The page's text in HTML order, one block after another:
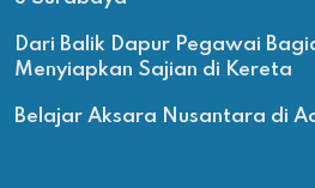
Dari Balik Dapur Pegawai
Menyiapkan Sajian di Kereta
Belajar Aksara Nusantara di